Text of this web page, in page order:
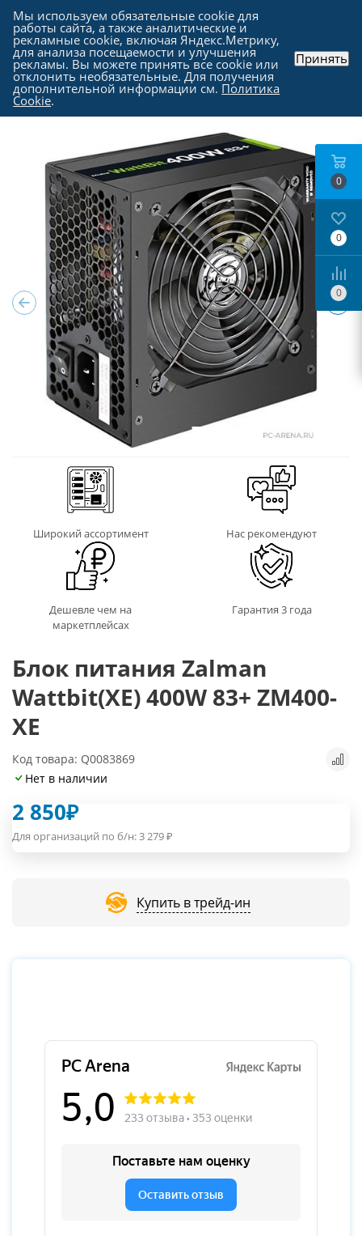
Каталог - Комплектующие для компьютера
Блоки питания для компьютеров
Широкий ассортимент Нас рекомендуют
Дешевле чем на
маркетплейсах
Гарантия 3 года
Блок питания Zalman
Wattbit(XE) 400W 83+ ZM400-
XE
Код товара: Q0083869
Нет в наличии
2 850₽
Для организаций по б/н:3 279₽
Купить в трейд-ин
0
0
0
Мы используем обязательные cookie для
работы сайта, а также аналитические и
рекламные cookie, включая Яндекс.Метрику,
для анализа посещаемости и улучшения
рекламы. Вы можете принять все cookie или
отклонить необязательные. Для получения
дополнительной информации см. Политика
Cookie.
Принять